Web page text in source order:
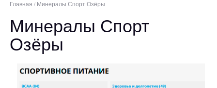
Главная / Минералы Спорт Озёры
Минералы Спорт
Озёры